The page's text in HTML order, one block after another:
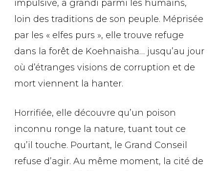
impulsive, a grandi parmi les humains,
loin des traditions de son peuple. Méprisée
par les « elfes purs », elle trouve refuge
dans la forêt de Koehnaisha… jusqu’au jour
où d’étranges visions de corruption et de
mort viennent la hanter.
Horrifiée, elle découvre qu’un poison
inconnu ronge la nature, tuant tout ce
qu’il touche. Pourtant, le Grand Conseil
refuse d’agir. Au même moment, la cité de